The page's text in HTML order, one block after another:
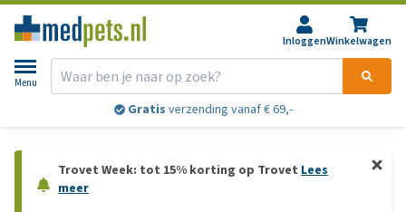
InloggenWinkelwagen
Menu
Gratis verzending vanaf € 69,-
Trovet Week: tot 15% korting op Trovet Lees
meer